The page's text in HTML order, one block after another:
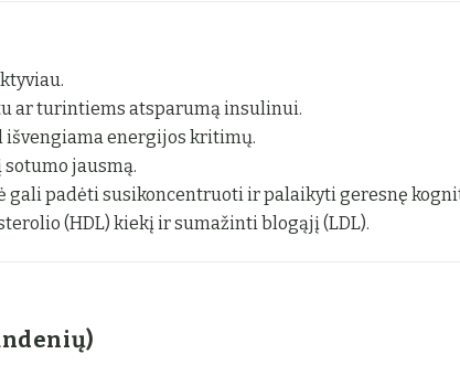
ar turintiems atsparumą insulinui.
išvengiama energijos kritimų.
jausmą.
gali padėti susikoncentruoti ir palaikyti geresnę
(HDL) kiekį ir sumažinti blogąjį (LDL).